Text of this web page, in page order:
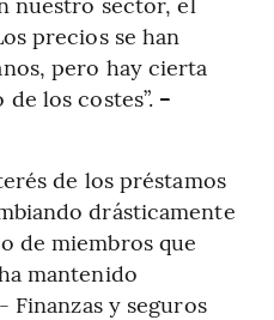
precios se han
pero hay cierta
los costes”. -
de los préstamos
drásticamente
de miembros que
mantenido
Finanzas y seguros